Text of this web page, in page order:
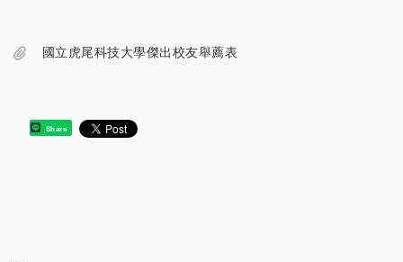
國立虎尾科技大學傑出校友舉薦表
Share